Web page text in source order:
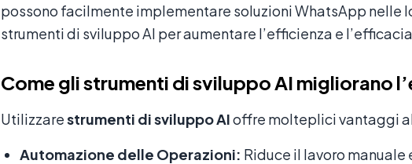
possono facilmente implementare soluzioni WhatsApp nelle
strumenti di sviluppo AI per aumentare l’efficienza e
Come gli strumenti di sviluppo AI migliorano
Utilizzarestrumenti di sviluppo AIoffre molteplici vantaggi
Automazione delle Operazioni: Riduce il lavoro manuale